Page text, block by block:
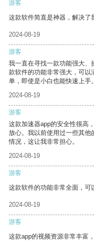
游客
这款软件简直是神器，解决了
2024-08-19
游客
我一直在寻找一款功能强大
款软件的功能非常强大，可
单，即使是小白也能快速上手。
2024-08-19
游客
这款加速器app的安全性很高
放心。我以前使用过一些其他
情况，这让我非常担心。
2024-08-19
游客
这款软件的功能非常全面，可
2024-08-19
游客
这款app的视频资源非常丰富